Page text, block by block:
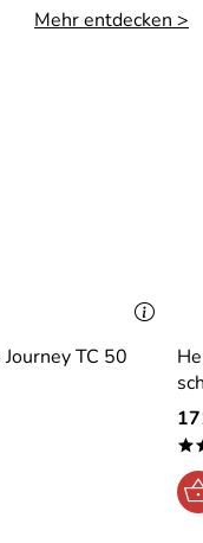
Mehr entdecken >
TC 50